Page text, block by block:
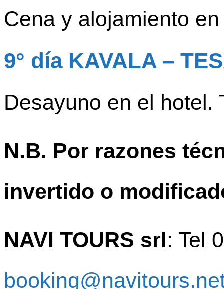
Cena y alojamiento
9° día KAVALA –
Desayuno en el hotel.
N.B. Por razones
invertido o
NAVI TOURS srl: Tel